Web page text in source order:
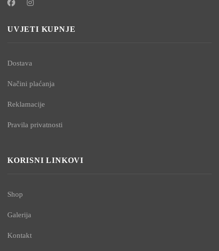
UVJETI KUPNJE
Dostava
Načini plaćanja
Reklamacije
Pravila privatnosti
KORISNI LINKOVI
Shop
Galerija
Kontakt